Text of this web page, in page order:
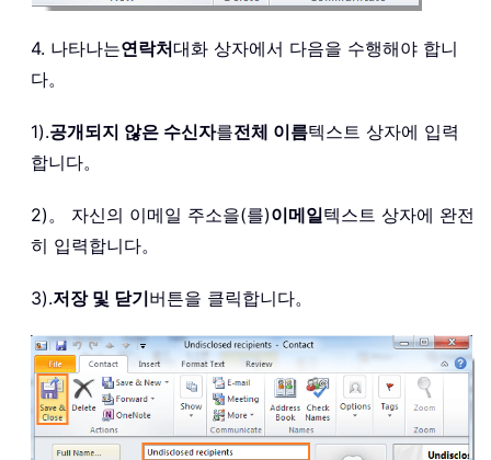
4. 나타나는연락처대화 상자에서 다음을 수행해야 합니
다。
1).공개되지 않은 수신자를전체 이름텍스트 상자에 입력
합니다。
2)。 자신의 이메일 주소을(를)이메일텍스트 상자에 완전
히 입력합니다。
3).저장 및 닫기버튼을 클릭합니다。